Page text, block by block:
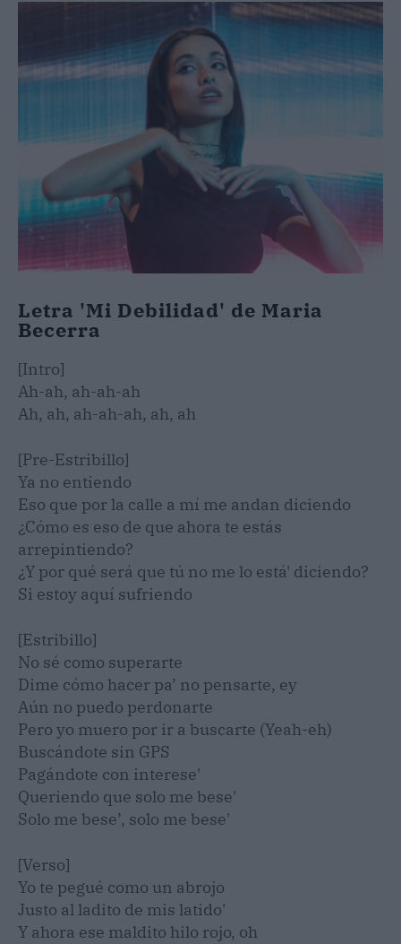
Letra 'Mi Debilidad' de Maria
Becerra
[Intro]
Ah-ah, ah-ah-ah
Ah, ah, ah-ah-ah, ah, ah
[Pre-Estribillo]
Ya no entiendo
Eso que por la calle a mí me andan diciendo
¿Cómo es eso de que ahora te estás
arrepintiendo?
¿Y por qué será que tú no me lo está' diciendo?
Si estoy aquí sufriendo
[Estribillo]
No sé como superarte
Dime cómo hacer pa’ no pensarte, ey
Aún no puedo perdonarte
Pero yo muero por ir a buscarte (Yeah-eh)
Buscándote sin GPS
Pagándote con interese'
Queriеndo que solo me besе'
Solo me bese’, solo me bese'
[Verso]
Yo te pegué como un abrojo
Justo al ladito de mis latido'
Y ahora ese maldito hilo rojo, oh